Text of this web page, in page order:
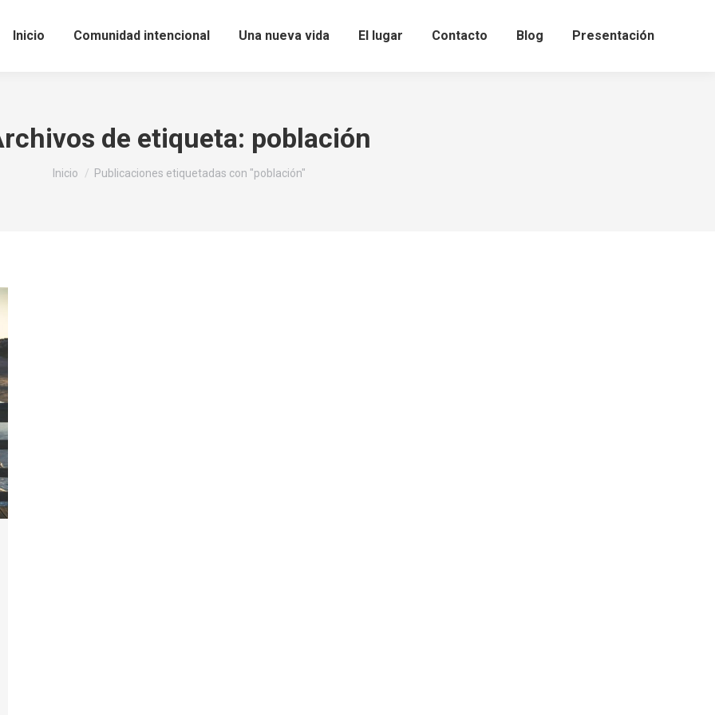
Inicio Comunidad intencional Una nueva vida El lugar Contacto Blog Presentación
de etiqueta: población
Estás aquí:
Inicio Publicaciones etiquetadas con "población"